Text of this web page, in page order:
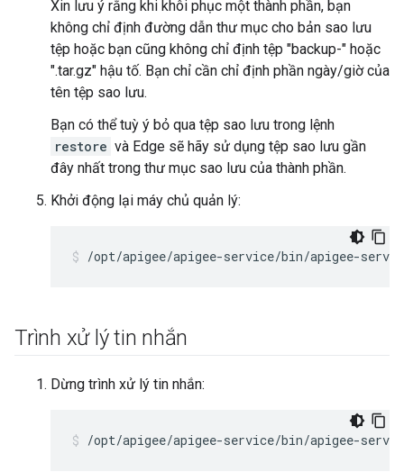
Xin lưu ý rằng khi khôi phục một thành phần, bạn
không chỉ định đường dẫn thư mục cho bản sao lưu
tệp hoặc bạn cũng không chỉ định tệp "backup-" hoặc
".tar.gz" hậu tố. Bạn chỉ cần chỉ định phần ngày/giờ của
tên tệp sao lưu.
Bạn có thể tuỳ ý bỏ qua tệp sao lưu trong lệnh
restore và Edge sẽ hãy sử dụng tệp sao lưu gần
đây nhất trong thư mục sao lưu của thành phần.
Khởi động lại máy chủ quản lý:
/opt/apigee/apigee-service/bin/apigee-
Trình xử lý tin nhắn
Dừng trình xử lý tin nhắn:
/opt/apigee/apigee-service/bin/apigee-